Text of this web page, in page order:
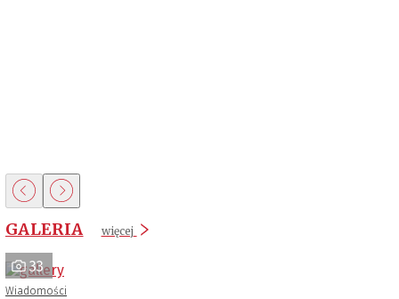
GALERIA więcej
33
Wiadomości